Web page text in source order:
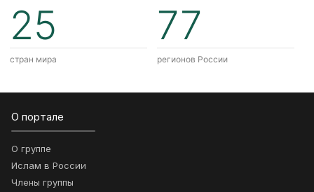
25
стран мира
77
регионов России
О портале
О группе
Ислам в России
Члены группы